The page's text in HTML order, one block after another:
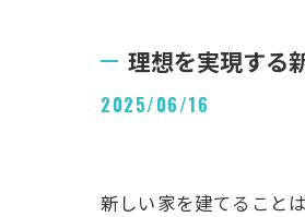
理想を実現する
2025/06/16
新しい家を建てること